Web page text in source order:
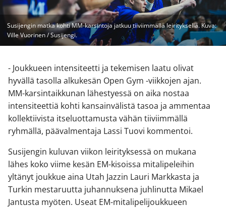
Susijengin matka kohti MM-karsintoja jatkuu tiiviimmällä leirityksellä. Kuva:
Ville Vuorinen / Susijengi.
- Joukkueen intensiteetti ja tekemisen laatu olivat
hyvällä tasolla alkukesän Open Gym -viikkojen ajan.
MM-karsintaikkunan lähestyessä on aika nostaa
intensiteettiä kohti kansainvälistä tasoa ja ammentaa
kollektiivista itseluottamusta vähän tiiviimmällä
ryhmällä, päävalmentaja Lassi Tuovi kommentoi.
Susijengin kuluvan viikon leirityksessä on mukana
lähes koko viime kesän EM-kisoissa mitalipeleihin
yltänyt joukkue aina Utah Jazzin Lauri Markkasta ja
Turkin mestaruutta juhannuksena juhlinutta Mikael
Jantusta myöten. Useat EM-mitalipelijoukkueen